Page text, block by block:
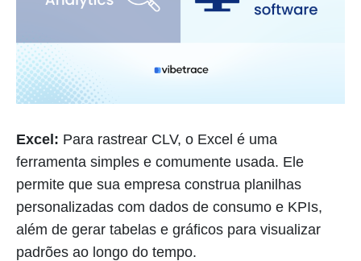
Excel: Para rastrear CLV, o Excel é uma
ferramenta simples e comumente usada. Ele
permite que sua empresa construa planilhas
personalizadas com dados de consumo e KPIs,
além de gerar tabelas e gráficos para visualizar
padrões ao longo do tempo.